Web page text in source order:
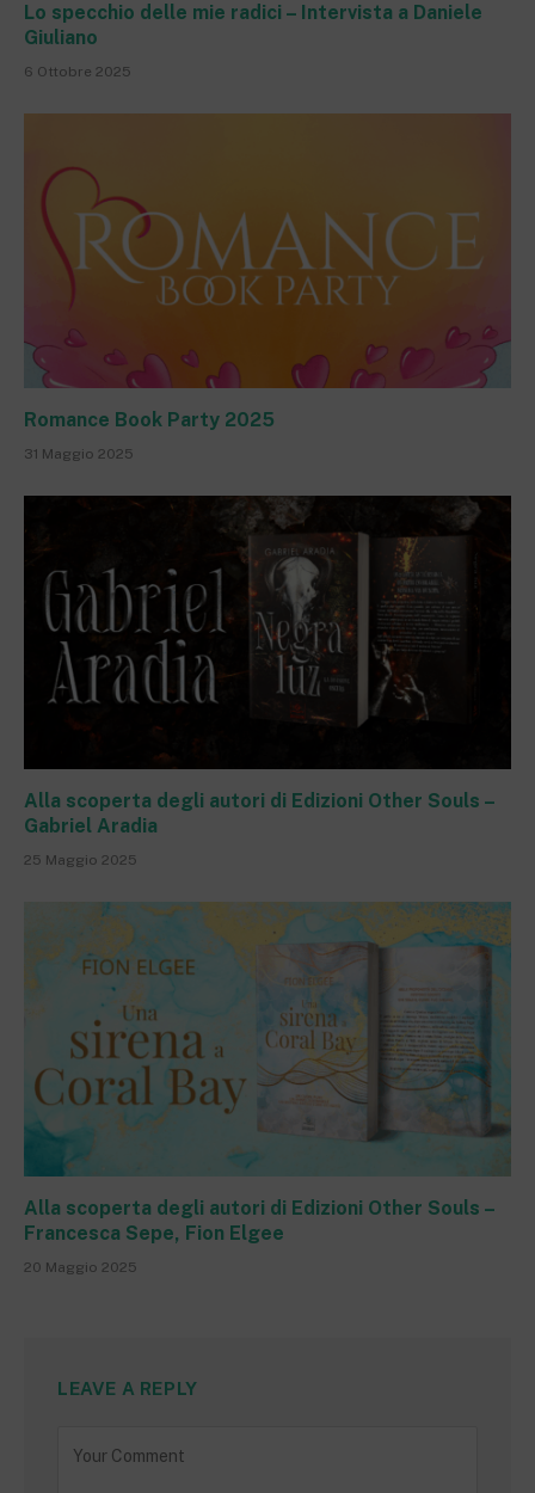
Lo specchio delle mie radici – Intervista a Daniele
Giuliano
6 Ottobre 2025
Romance Book Party 2025
31 Maggio 2025
Alla scoperta degli autori di Edizioni Other Souls –
Gabriel Aradia
25 Maggio 2025
Alla scoperta degli autori di Edizioni Other Souls –
Francesca Sepe, Fion Elgee
20 Maggio 2025
LEAVE A REPLY